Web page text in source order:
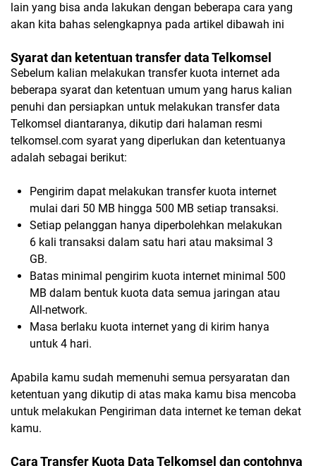
lain yang bisa anda lakukan dengan beberapa cara yang
akan kita bahas selengkapnya pada artikel dibawah ini
Syarat dan ketentuan transfer data Telkomsel
Sebelum kalian melakukan transfer kuota internet ada
beberapa syarat dan ketentuan umum yang harus kalian
penuhi dan persiapkan untuk melakukan transfer data
Telkomsel diantaranya, dikutip dari halaman resmi
telkomsel.com syarat yang diperlukan dan ketentuanya
adalah sebagai berikut:
Pengirim dapat melakukan transfer kuota internet
mulai dari 50 MB hingga 500 MB setiap transaksi.
Setiap pelanggan hanya diperbolehkan melakukan
6 kali transaksi dalam satu hari atau maksimal 3
GB.
Batas minimal pengirim kuota internet minimal 500
MB dalam bentuk kuota data semua jaringan atau
All-network.
Masa berlaku kuota internet yang di kirim hanya
untuk 4 hari.
Apabila kamu sudah memenuhi semua persyaratan dan
ketentuan yang dikutip di atas maka kamu bisa mencoba
untuk melakukan Pengiriman data internet ke teman dekat
kamu.
Cara Transfer Kuota Data Telkomsel dan contohnya